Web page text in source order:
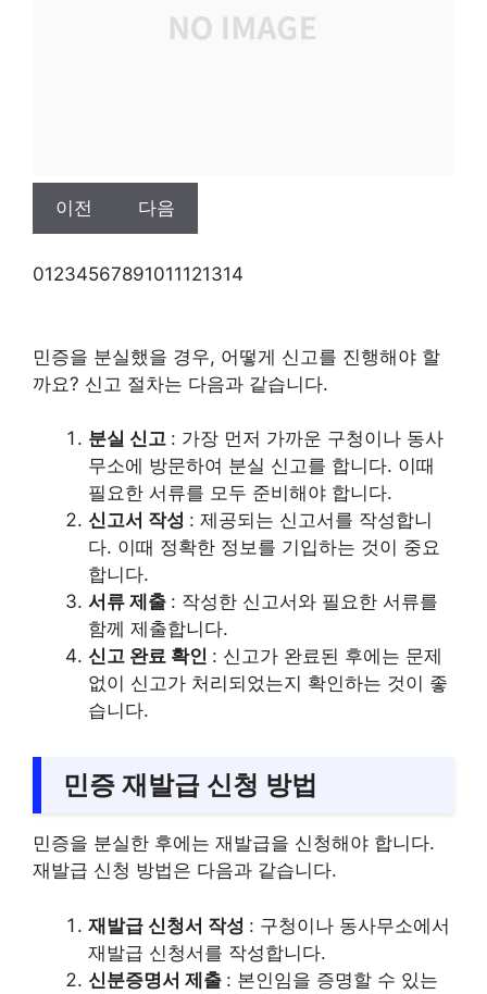
이전 다음
01234567891011121314
민증을 분실했을 경우, 어떻게 신고를 진행해야 할
까요? 신고 절차는 다음과 같습니다.
분실 신고 : 가장 먼저 가까운 구청이나 동사
무소에 방문하여 분실 신고를 합니다. 이때
필요한 서류를 모두 준비해야 합니다.
신고서 작성 : 제공되는 신고서를 작성합니
다. 이때 정확한 정보를 기입하는 것이 중요
합니다.
서류 제출 : 작성한 신고서와 필요한 서류를
함께 제출합니다.
신고 완료 확인 : 신고가 완료된 후에는 문제
없이 신고가 처리되었는지 확인하는 것이 좋
습니다.
민증 재발급 신청 방법
민증을 분실한 후에는 재발급을 신청해야 합니다.
재발급 신청 방법은 다음과 같습니다.
재발급 신청서 작성 : 구청이나 동사무소에서
재발급 신청서를 작성합니다.
신분증명서 제출 : 본인임을 증명할 수 있는